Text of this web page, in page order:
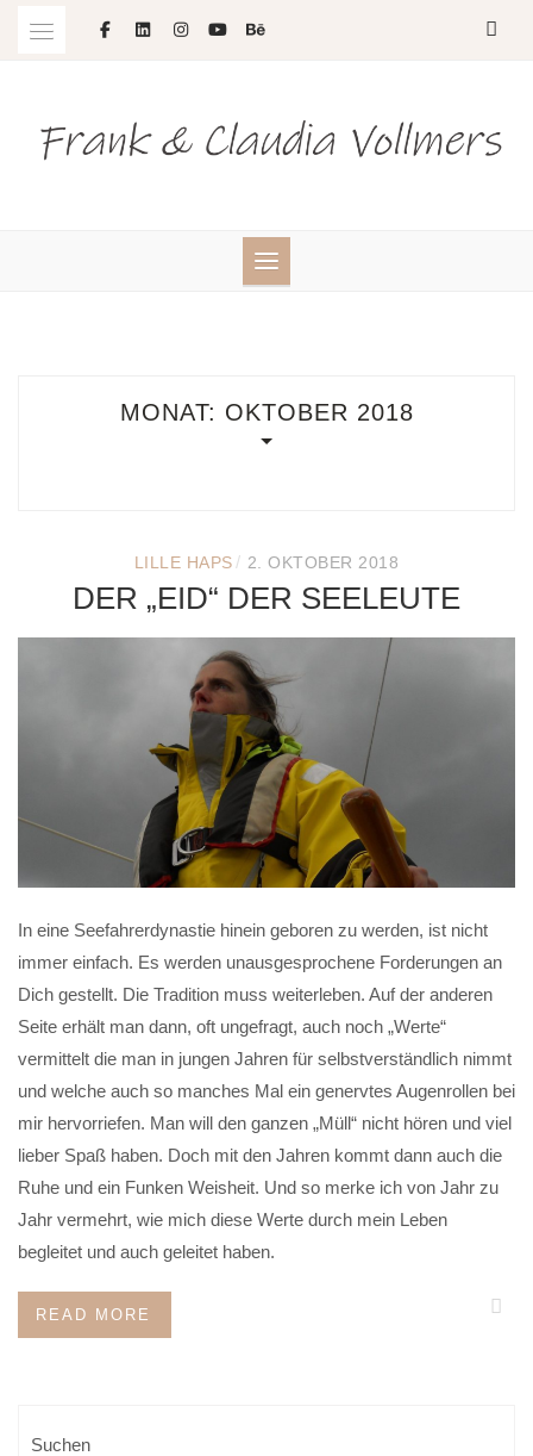
MONAT: OKTOBER 2018
LILLE HAPS / 2. OKTOBER 2018
DER „EID“ DER SEELEUTE
In eine Seefahrerdynastie hinein geboren zu werden, ist nicht
immer einfach. Es werden unausgesprochene Forderungen an
Dich gestellt. Die Tradition muss weiterleben. Auf der anderen
Seite erhält man dann, oft ungefragt, auch noch „Werte“
vermittelt die man in jungen Jahren für selbstverständlich nimmt
und welche auch so manches Mal ein genervtes Augenrollen bei
mir hervorriefen. Man will den ganzen „Müll“ nicht hören und viel
lieber Spaß haben. Doch mit den Jahren kommt dann auch die
Ruhe und ein Funken Weisheit. Und so merke ich von Jahr zu
Jahr vermehrt, wie mich diese Werte durch mein Leben
begleitet und auch geleitet haben.
READ MORE
Suchen